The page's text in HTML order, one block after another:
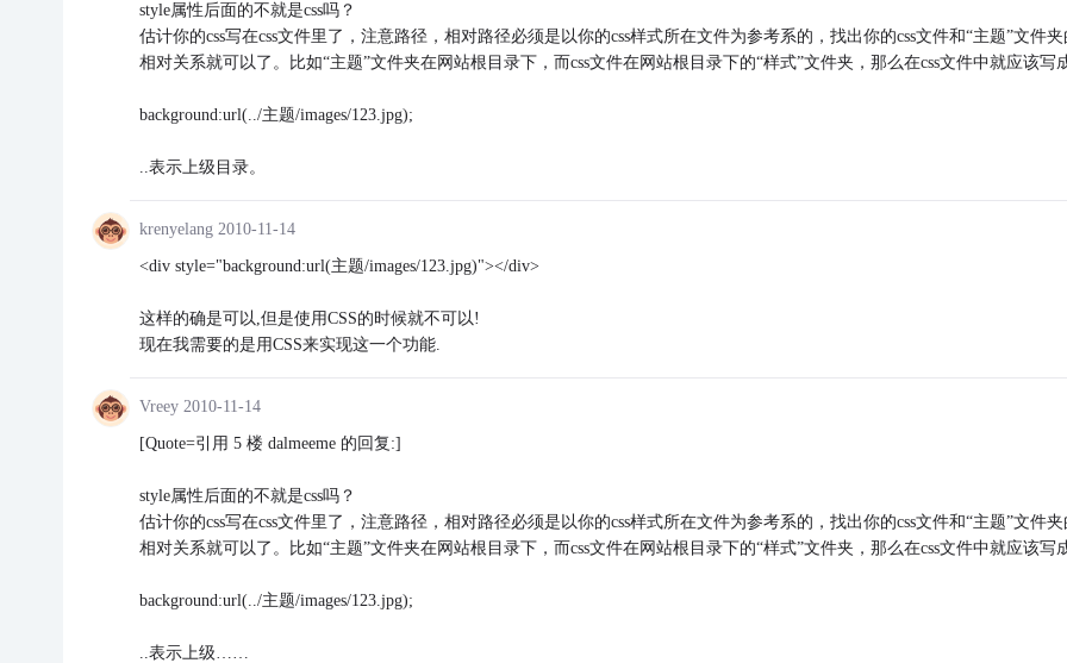
style属性后面的不就是css吗？
估计你的css写在css文件里了，注意路径，相对路径必须是以你的css样式所在文件为参考系的，找出你的css文件和“主题”文件夹
相对关系就可以了。比如“主题”文件夹在网站根目录下，而css文件在网站根目录下的“样式”文件夹，那么在css文件中就应该写
background:url(../主题/images/123.jpg);
..表示上级目录。
krenyelang 2010-11-14
<div style="background:url(主题/images/123.jpg)"></div>
这样的确是可以,但是使用CSS的时候就不可以!
现在我需要的是用CSS来实现这一个功能.
Vreey 2010-11-14
[Quote=引用 5 楼 dalmeeme 的回复:]
style属性后面的不就是css吗？
估计你的css写在css文件里了，注意路径，相对路径必须是以你的css样式所在文件为参考系的，找出你的css文件和“主题”文件夹
相对关系就可以了。比如“主题”文件夹在网站根目录下，而css文件在网站根目录下的“样式”文件夹，那么在css文件中就应该写
background:url(../主题/images/123.jpg);
..表示上级……